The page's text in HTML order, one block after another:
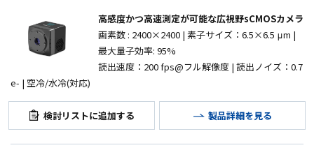
高感度かつ高速測定が可能な広視野sCMOSカメラ
画素数 : 2400×2400 | 素子サイズ： 6.5×6.5 μm |
最大量子効率: 95%
読出速度：200 fps@フル解像度 | 読出ノイズ：0.7
e- | 空冷/水冷(対応)
検討リストに追加する 製品詳細を見る